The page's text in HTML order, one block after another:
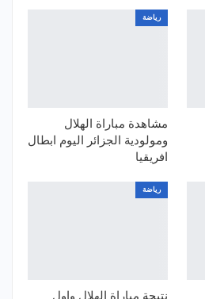
رياضة
مشاهدة مباراة الهلال
ومولودية الجزائر اليوم ابطال
افريقيا
رياضة
نتيجة مباراة الهلال واول